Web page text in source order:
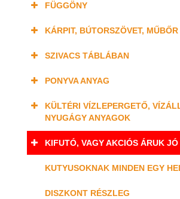
FÜGGÖNY
KÁRPIT, BÚTORSZÖVET, MŰBŐR
SZIVACS TÁBLÁBAN
PONYVA ANYAG
KÜLTÉRI VÍZLEPERGETŐ,
NYUGÁGY ANYAGOK
KIFUTÓ, VAGY AKCIÓS ÁRUK
KUTYUSOKNAK MINDEN EGY
DISZKONT RÉSZLEG